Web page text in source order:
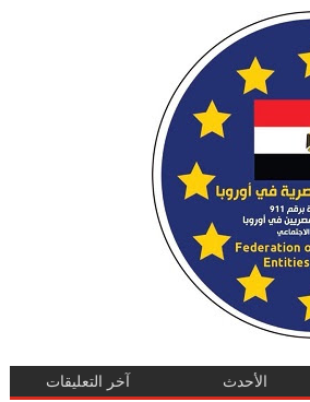
الأحدث آخر التعليقات